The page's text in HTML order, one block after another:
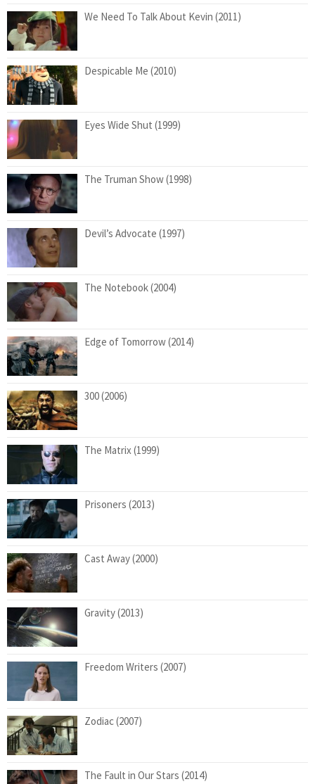
We Need To Talk About Kevin (2011)
Despicable Me (2010)
Eyes Wide Shut (1999)
The Truman Show (1998)
Devil’s Advocate (1997)
The Notebook (2004)
Edge of Tomorrow (2014)
300 (2006)
The Matrix (1999)
Prisoners (2013)
Cast Away (2000)
Gravity (2013)
Freedom Writers (2007)
Zodiac (2007)
The Fault in Our Stars (2014)